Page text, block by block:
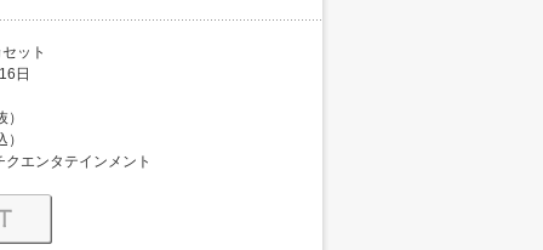
ット
日
クエンタテインメント